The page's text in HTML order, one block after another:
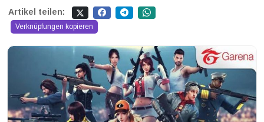
Artikel teilen:
Verknüpfungen kopieren